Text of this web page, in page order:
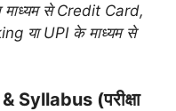
से Credit Card,
या UPI के माध्यम से
Syllabus (परीक्षा